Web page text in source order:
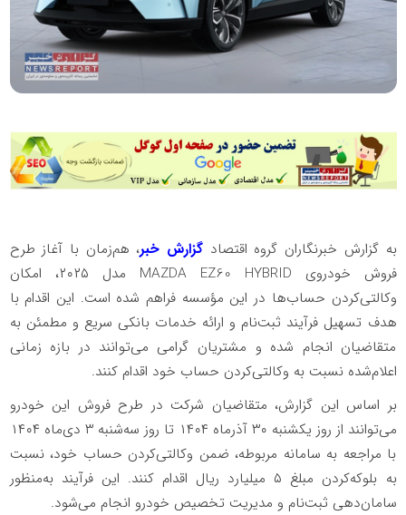
به گزارش خبرنگاران گروه اقتصاد گزارش خبر، هم‌زمان با آغاز طرح
فروش خودروی MAZDA EZ60 HYBRID مدل ۲۰۲۵، امکان
وکالتی‌کردن حساب‌ها در این مؤسسه فراهم شده است. این اقدام با
هدف تسهیل فرآیند ثبت‌نام و ارائه خدمات بانکی سریع و مطمئن به
متقاضیان انجام شده و مشتریان گرامی می‌توانند در بازه زمانی
اعلام‌شده نسبت به وکالتی‌کردن حساب خود اقدام کنند.
بر اساس این گزارش، متقاضیان شرکت در طرح فروش این خودرو
می‌توانند از روز یکشنبه ۳۰ آذرماه ۱۴۰۴ تا روز سه‌شنبه ۳ دی‌ماه ۱۴۰۴
با مراجعه به سامانه مربوطه، ضمن وکالتی‌کردن حساب خود، نسبت
به بلوکه‌کردن مبلغ ۵ میلیارد ریال اقدام کنند. این فرآیند به‌منظور
سامان‌دهی ثبت‌نام و مدیریت تخصیص خودرو انجام می‌شود.